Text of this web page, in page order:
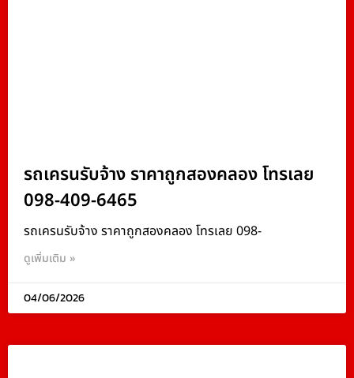
รถเครนรับจ้าง ราคาถูกสองคลอง โทรเลย
098-409-6465
รถเครนรับจ้าง ราคาถูกสองคลอง โทรเลย 098-
ดูเพิ่มเติม »
04/06/2026